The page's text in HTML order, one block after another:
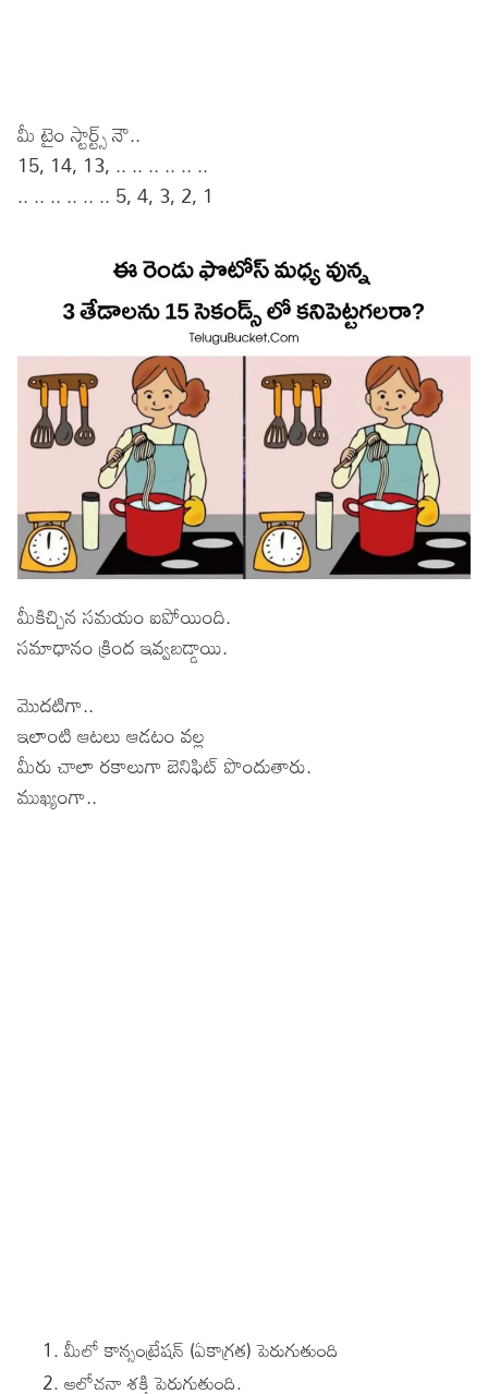
మీ టైం స్టార్ట్స్ నౌ..
15, 14, 13, .. .. .. .. .. ..
.. .. .. .. .. .. 5, 4, 3, 2, 1
మీకిచ్చిన సమయం ఐపోయింది.
సమాధానం క్రింద ఇవ్వబడ్డాయి.
మొదటిగా..
ఇలాంటి ఆటలు ఆడటం వల్ల
మీరు చాలా రకాలుగా బెనిఫిట్ పొందుతారు.
ముఖ్యంగా..
మీలో కాన్సంట్రేషన్ (ఏకాగ్రత) పెరుగుతుంది
ఆలోచనా శక్తి పెరుగుతుంది.